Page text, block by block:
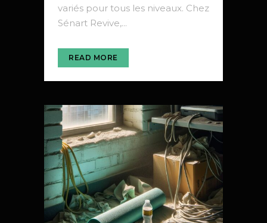
variés pour tous les niveaux. Chez
Sénart Revive,...
READ MORE